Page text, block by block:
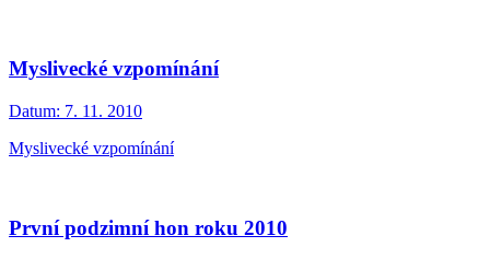
Myslivecké vzpomínání
Datum: 7. 11. 2010
Myslivecké vzpomínání
První podzimní hon roku 2010